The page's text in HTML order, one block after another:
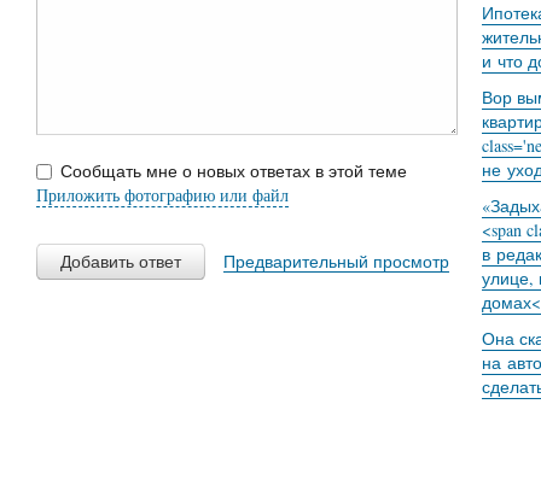
Сообщать мне о новых ответах в этой теме
Приложить фотографию или файл
Добавить ответ Предварительный просмотр
и что
Вор
не
<span
в
улице,
Она
на